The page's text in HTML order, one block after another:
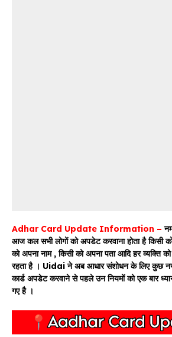
Adhar Card Update Information –
आज कल सभी लोगों को अपडेट करवाना होता है किसी
को अपना नाम , किसी को अपना पता आदि हर व्यक्ति
रहता है । Uidai ने अब आधार संशोधन के लिए कुछ
कार्ड अपडेट करवाने से पहले उन नियमों को एक बार
गए है ।